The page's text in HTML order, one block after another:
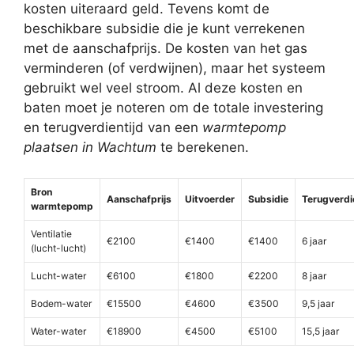
kosten uiteraard geld. Tevens komt de
beschikbare subsidie die je kunt verrekenen
met de aanschafprijs. De kosten van het gas
verminderen (of verdwijnen), maar het systeem
gebruikt wel veel stroom. Al deze kosten en
baten moet je noteren om de totale investering
en terugverdientijd van een warmtepomp
plaatsen in Wachtum te berekenen.
Bron
warmtepomp
Aanschafprijs Uitvoerder Subsidie
Ventilatie
(lucht-lucht)
€2100 €1400 €1400 6 jaar
Lucht-water €6100 €1800 €2200 8 jaar
Bodem-water €15500 €4600 €3500 9,5 jaar
Water-water €18900 €4500 €5100 15,5 jaar